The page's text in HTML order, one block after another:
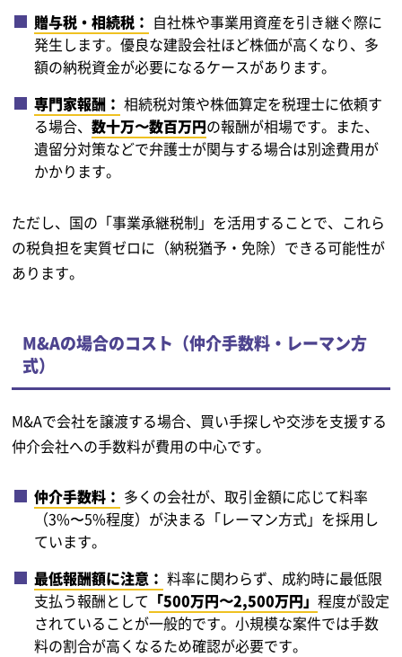
贈与税・相続税： 自社株や事業用資産を引き継ぐ際に
発生します。優良な建設会社ほど株価が高くなり、多
額の納税資金が必要になるケースがあります。
専門家報酬： 相続税対策や株価算定を税理士に依頼す
る場合、数十万〜数百万円の報酬が相場です。また、
遺留分対策などで弁護士が関与する場合は別途費用が
かかります。
ただし、国の「事業承継税制」を活用することで、これら
の税負担を実質ゼロに（納税猶予・免除）できる可能性が
あります。
M&Aの場合のコスト（仲介手数料・レーマン方
式）
M&Aで会社を譲渡する場合、買い手探しや交渉を支援する
仲介会社への手数料が費用の中心です。
仲介手数料： 多くの会社が、取引金額に応じて料率
（3%〜5%程度）が決まる「レーマン方式」を採用し
ています。
最低報酬額に注意： 料率に関わらず、成約時に最低限
支払う報酬として 「500万円〜2,500万円」程度が設定
されていることが一般的です。小規模な案件では手数
料の割合が高くなるため確認が必要です。